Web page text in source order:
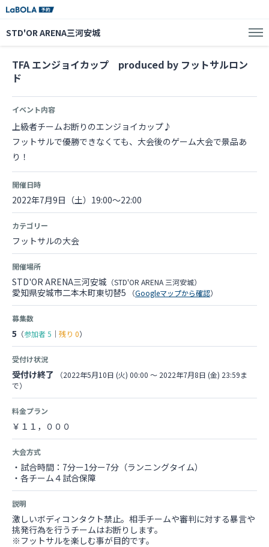
STD'OR ARENA三河安城
TFA エンジョイカップ produced by フットサルロン
ド
イベント内容
上級者チームお断りのエンジョイカップ♪
フットサルで優勝できなくても、大会後のゲーム大会で景品あ
り！
開催日時
2022年7月9日（土）19:00～22:00
カテゴリー
フットサルの大会
開催場所
STD'OR ARENA三河安城 （STD'OR ARENA 三河安城）
愛知県安城市二本木町東切替5 （Googleマップから確認）
募集数
5 （参加者5 ｜ 残り 0）
受付け状況
受付け終了
（2022年5月10日 (火) 00:00 〜 2022年7月8日 (金) 23:59ま
で）
料金プラン
￥１１，０００
大会方式
・試合時間：7分ー1分ー7分（ランニングタイム）
・各チーム４試合保障
説明
激しいボディコンタクト禁止。相手チームや審判に対する暴言や
挑発行為を行うチームはお断りします。
※フットサルを楽しむ事が目的です。